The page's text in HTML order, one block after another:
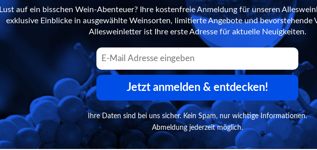
Lust auf ein bisschen Wein-Abenteuer? Ihre kostenfreie Anmeldung für unseren
exklusive Einblicke in ausgewählte Weinsorten, limitierte Angebote und bevorstehende
Allesweinletter ist Ihre erste Adresse für aktuelle Neuigkeiten.
Jetzt anmelden & entdecken!
Ihre Daten sind bei uns sicher. Kein Spam, nur wichtige Informationen.
Abmeldung jederzeit möglich.